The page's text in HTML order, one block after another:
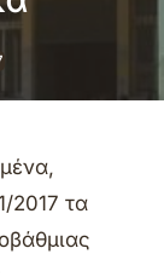
2017 τα